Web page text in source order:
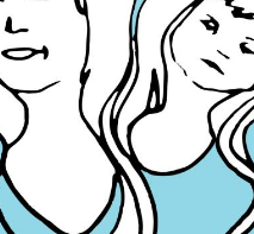
As